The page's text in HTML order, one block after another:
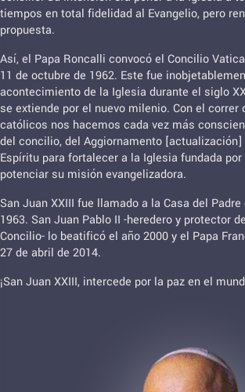
tiempos en total fidelidad al Evangelio, pero
propuesta.
Así, el Papa Roncalli convocó el Concilio
11 de octubre de 1962. Este fue
acontecimiento de la Iglesia durante el siglo
se extiende por el nuevo milenio. Con el correr
católicos nos hacemos cada vez más
del concilio, del Aggiornamento [actualización]
Espíritu para fortalecer a la Iglesia fundada
potenciar su misión evangelizadora.
San Juan XXIII fue llamado a la Casa del
1963. San Juan Pablo II -heredero y protector
Concilio- lo beatificó el año 2000 y el Papa
27 de abril de 2014.
¡San Juan XXIII, intercede por la paz en el